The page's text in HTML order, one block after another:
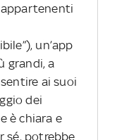
un’app
grandi, a
ai suoi
dei
è chiara e
sé, potrebbe